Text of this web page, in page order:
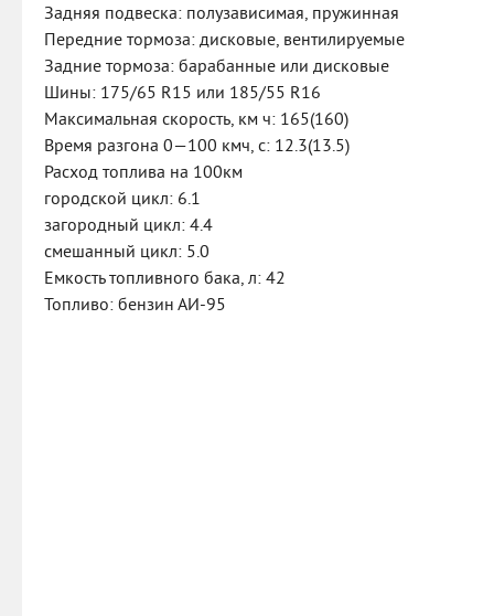
Задняя подвеска: полузависимая, пружинная
Передние тормоза: дисковые, вентилируемые
Задние тормоза: барабанные или дисковые
Шины: 175/65 R15 или 185/55 R16
Максимальная скорость, км ч: 165(160)
Время разгона 0—100 кмч, с: 12.3(13.5)
Расход топлива на 100км
городской цикл: 6.1
загородный цикл: 4.4
смешанный цикл: 5.0
Емкость топливного бака, л: 42
Топливо: бензин АИ-95